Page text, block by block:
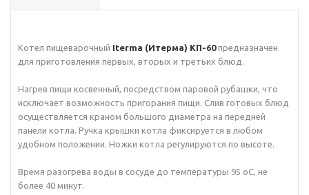
Котел пищеварочный Iterma (Итерма) КП-60предназначен
для приготовления первых, вторых и третьих блюд.
Нагрев пищи косвенный, посредством паровой рубашки, что
исключает возможность пригорания пищи. Слив готовых блюд
осуществляется краном большого диаметра на передней
панели котла. Ручка крышки котла фиксируется в любом
удобном положении. Ножки котла регулируются по высоте.
Время разогрева воды в сосуде до температуры 95 оС, не
более 40 минут.